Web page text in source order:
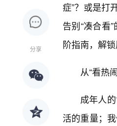
分享
症”？或是打
告别“凑合看
阶指南，解
从“看热
成年人
活的重量；